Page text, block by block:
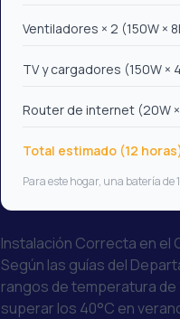
Ventiladores × 2 (150W ×
TV y cargadores (150W ×
Router de internet (20W
Total estimado (12
Para este hogar, una batería
Instalación Correcta en el
Según las guías del
rangos de temperatura de
superar los 40°C en